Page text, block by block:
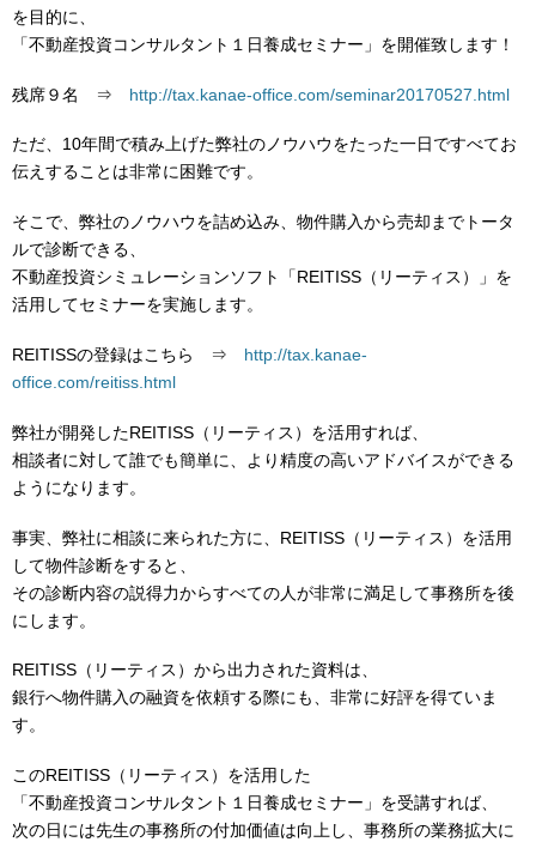
を目的に、
「不動産投資コンサルタント１日養成セミナー」を開催致します！
残席９名 ⇒ http://tax.kanae-office.com/seminar20170527.html
ただ、10年間で積み上げた弊社のノウハウをたった一日ですべてお
伝えすることは非常に困難です。
そこで、弊社のノウハウを詰め込み、物件購入から売却までトータ
ルで診断できる、
不動産投資シミュレーションソフト「REITISS（リーティス）」を
活用してセミナーを実施します。
REITISSの登録はこちら ⇒ http://tax.kanae-
office.com/reitiss.html
弊社が開発したREITISS（リーティス）を活用すれば、
相談者に対して誰でも簡単に、より精度の高いアドバイスができる
ようになります。
事実、弊社に相談に来られた方に、REITISS（リーティス）を活用
して物件診断をすると、
その診断内容の説得力からすべての人が非常に満足して事務所を後
にします。
REITISS（リーティス）から出力された資料は、
銀行へ物件購入の融資を依頼する際にも、非常に好評を得ていま
す。
このREITISS（リーティス）を活用した
「不動産投資コンサルタント１日養成セミナー」を受講すれば、
次の日には先生の事務所の付加価値は向上し、事務所の業務拡大に